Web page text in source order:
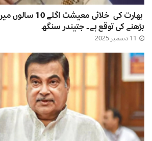
بڑھنے کی توقع ہے۔ جتیندر سنگھ